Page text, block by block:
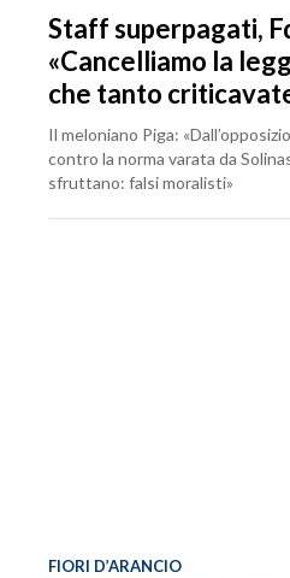
Staff superpagati,
«Cancelliamo la
che tanto
Il meloniano Piga:
contro la norma varata da
sfruttano: falsi moralisti»
FIORI D’ARANCIO